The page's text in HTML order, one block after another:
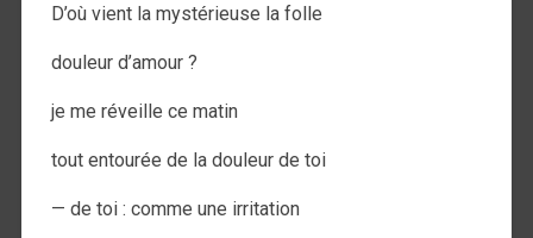
D’où vient la mystérieuse la folle
douleur d’amour ?
je me réveille ce matin
tout entourée de la douleur de toi
— de toi : comme une irritation